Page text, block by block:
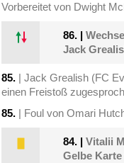
Vorbereitet von Dwight
86. |
Jack
85. | Jack Grealish (FC
einen Freistoß
85. | Foul von Omari
84. |Vitalii
Gelbe